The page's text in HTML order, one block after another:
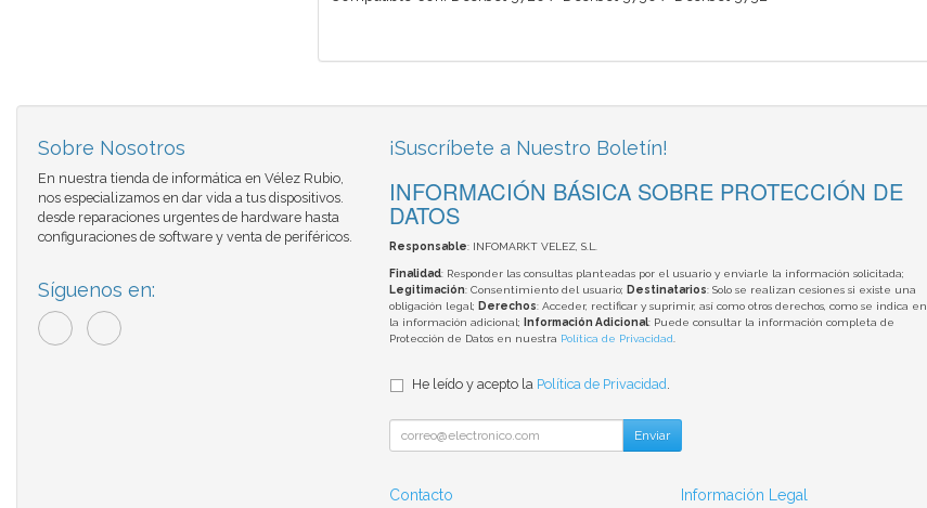
Sobre Nosotros
En nuestra tienda de informática en Vélez Rubio,
nos especializamos en dar vida a tus dispositivos.
desde reparaciones urgentes de hardware hasta
configuraciones de software y venta de periféricos.
Síguenos en:
¡Suscríbete a Nuestro Boletín!
INFORMACIÓN BÁSICA SOBRE PROTECCIÓN DE
DATOS
Responsable: INFOMARKT VELEZ, S.L.
Finalidad: Responder las consultas planteadas por el usuario y enviarle la información solicitada;
Legitimación: Consentimiento del usuario; Destinatarios: Solo se realizan cesiones si existe una
obligación legal; Derechos: Acceder, rectificar y suprimir, así como otros derechos, como se indica en
la información adicional;
Información Adicional: Puede consultar la información completa de
Protección de Datos en nuestra Política de Privacidad.
He leído y acepto la Política de Privacidad.
Enviar
Contacto Información Legal